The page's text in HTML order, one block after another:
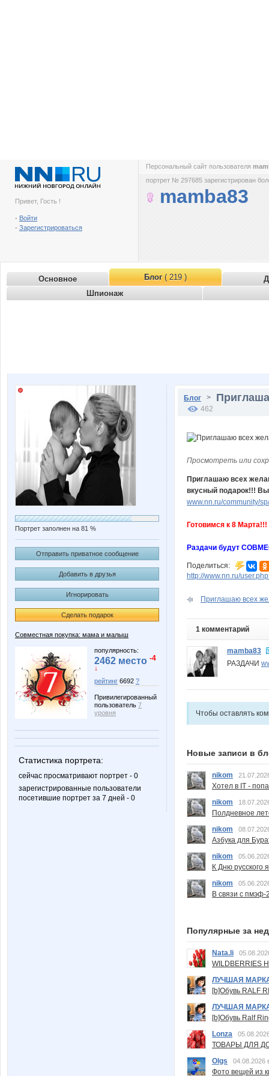
Привет, Гость !
- Войти
- Зарегистрироваться
Персональный сайт пользователя
портрет № 297685 зарегистрирован
mamba83
Основное Блог( 219 )
Шпионаж
Портрет заполнен на 81 %
Отправить приватное сообщение
Добавить в друзья
Игнорировать
Сделать подарок
Совместная покупка: мама и малыш
популярность:
2462 место -4
↓
рейтинг 6692 ?
Привилегированный
пользователь 7
уровня
Статистика портрета:
сейчас просматривают портрет - 0
зарегистрированные пользователи
посетившие портрет за 7 дней - 0
Блог >
462
Просмотреть или
Приглашаю всех
вкусный подарок!!!
www.nn.ru/community/
Готовимся к 8 Марта!!!
Раздачи будут
Поделиться:
http://www.nn.ru/
Приглашаю всех
1 комментарий
mamba83
РАЗДАЧИ
Чтобы оставлять
Новые записи в
nikom
Хотел в IT -
nikom
Полдневное
nikom
Азбука для
nikom
К Дню русского
nikom
В связи с пмэф-
Популярные за
Nata.li
ЛУЧШАЯ
[b]Обувь RALF
ЛУЧШАЯ
[b]Обувь Ralf
Lonza
ТОВАРЫ ДЛЯ
Olgs
04.08.2026
Фото вещей из